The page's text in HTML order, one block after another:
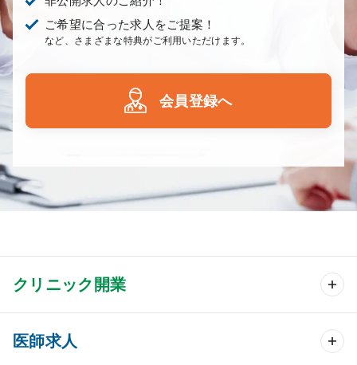
ご希望に合った求人をご提案！
など、さまざまな特典がご利用いただけます。
会員登録へ
クリニック開業
クリニック開業 TOP
医師求人